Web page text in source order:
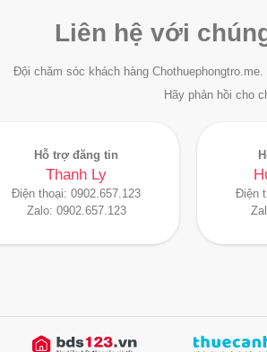
Liên hệ với
Đội chăm sóc khách hàng
Hãy phản hồi cho
Hỗ trợ đăng tin
Thanh Ly
Điện thoại: 0902.657.123
Zalo: 0902.657.123
Điện